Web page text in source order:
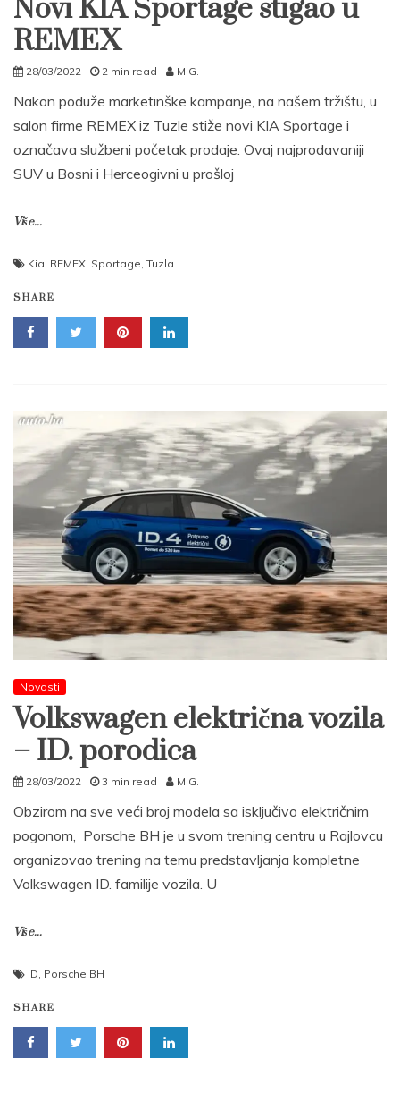
Novi KIA Sportage stigao u
REMEX
28/03/2022 2 min read M.G.
Nakon poduže marketinške kampanje, na našem tržištu, u
salon firme REMEX iz Tuzle stiže novi KIA Sportage i
označava službeni početak prodaje. Ovaj najprodavaniji
SUV u Bosni i Herceogivni u prošloj
Više...
Kia, REMEX, Sportage, Tuzla
SHARE
Novosti
Volkswagen električna vozila
– ID. porodica
28/03/2022 3 min read M.G.
Obzirom na sve veći broj modela sa isključivo električnim
pogonom, Porsche BH je u svom trening centru u Rajlovcu
organizovao trening na temu predstavljanja kompletne
Volkswagen ID. familije vozila. U
Više...
ID Porsche BH
SHARE